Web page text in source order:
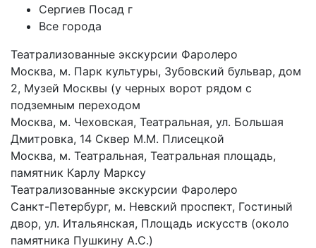
Сергиев Посад г
Все города
Театрализованные экскурсии Фаролеро
Москва, м. Парк культуры, Зубовский бульвар, дом
2, Музей Москвы (у черных ворот рядом с
подземным переходом
Москва, м. Чеховская, Театральная, ул. Большая
Дмитровка, 14 Сквер М.М. Плисецкой
Москва, м. Театральная, Театральная площадь,
памятник Карлу Марксу
Театрализованные экскурсии Фаролеро
Санкт-Петербург, м. Невский проспект, Гостиный
двор, ул. Итальянская, Площадь искусств (около
памятника Пушкину А.С.)